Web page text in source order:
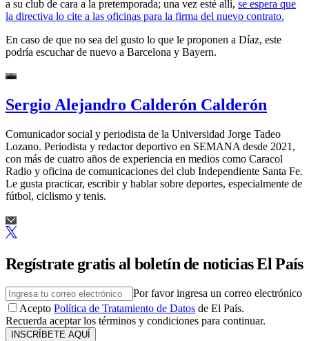
a su club de cara a la pretemporada; una vez esté allí, se espera que
la directiva lo cite a las oficinas para la firma del nuevo contrato.
En caso de que no sea del gusto lo que le proponen a Díaz, este
podría escuchar de nuevo a Barcelona y Bayern.
Sergio Alejandro Calderón Calderón
Comunicador social y periodista de la Universidad Jorge Tadeo
Lozano. Periodista y redactor deportivo en SEMANA desde 2021,
con más de cuatro años de experiencia en medios como Caracol
Radio y oficina de comunicaciones del club Independiente Santa Fe.
Le gusta practicar, escribir y hablar sobre deportes, especialmente de
fútbol, ciclismo y tenis.
Regístrate gratis al boletín de noticias El País
Por favor ingresa un correo electrónico
Acepto Política de Tratamiento de Datos de El País.
Recuerda aceptar los términos y condiciones para continuar.
INSCRÍBETE AQUÍ